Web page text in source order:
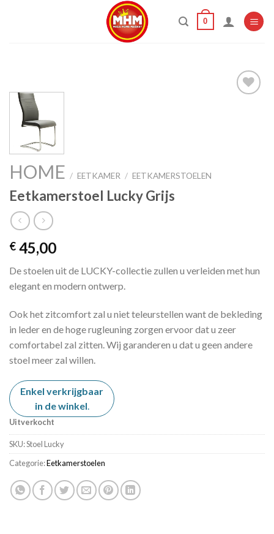
0
HOME / EETKAMER / EETKAMERSTOELEN
Eetkamerstoel Lucky Grijs
€ 45,00
De stoelen uit de LUCKY-collectie zullen u verleiden met hun
elegant en modern ontwerp.
Ook het zitcomfort zal u niet teleurstellen want de bekleding
in leder en de hoge rugleuning zorgen ervoor dat u zeer
comfortabel zal zitten. Wij garanderen u dat u geen andere
stoel meer zal willen.
Enkel verkrijgbaar
in de winkel
Uitverkocht
SKU:Stoel Lucky
Categorie:Eetkamerstoelen